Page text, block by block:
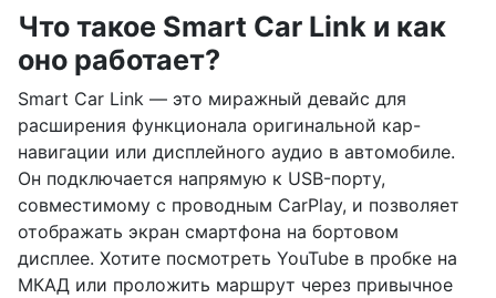
Что такое Smart Car Link и как
оно работает?
Smart Car Link — это миражный девайс для
расширения функционала оригинальной кар-
навигации или дисплейного аудио в автомобиле.
Он подключается напрямую к USB-порту,
совместимому с проводным CarPlay, и позволяет
отображать экран смартфона на бортовом
дисплее. Хотите посмотреть YouTube в пробке на
МКАД или проложить маршрут через привычное